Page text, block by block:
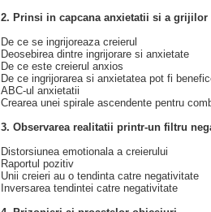
2. Prinsi in capcana anxietatii si a grijilor
De ce se ingrijoreaza creierul
Deosebirea dintre ingrijorare si anxietate
De ce este creierul anxios
De ce ingrijorarea si anxietatea pot fi
ABC-ul anxietatii
Crearea unei spirale ascendente pentru
3. Observarea realitatii printr-un filtru
Distorsiunea emotionala a creierului
Raportul pozitiv
Unii creieri au o tendinta catre negativitate
Inversarea tendintei catre negativitate